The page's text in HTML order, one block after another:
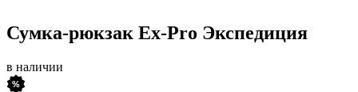
Сумка-рюкзак Ex-Pro Экспедиция
в наличии